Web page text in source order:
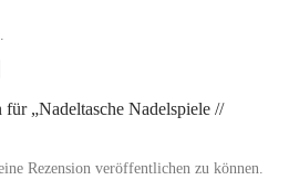
für „Nadeltasche Nadelspiele //
Rezension veröffentlichen zu können.